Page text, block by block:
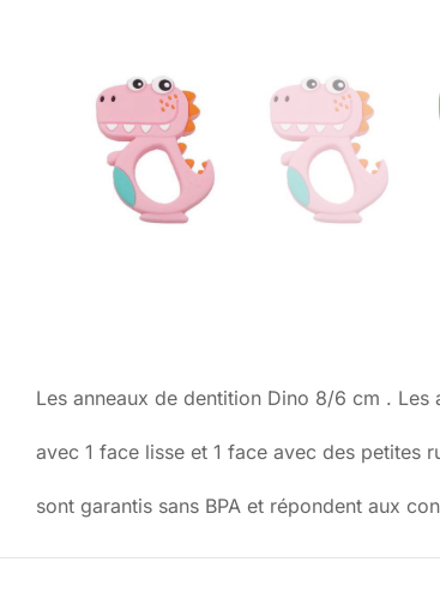
Les anneaux de dentition Dino 8/6 cm .
avec 1 face lisse et 1 face avec des petites
sont garantis sans BPA et répondent aux